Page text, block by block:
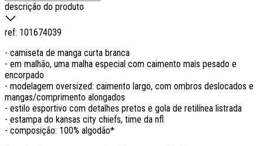
descrição do produto
ref: 101674039
- camiseta de manga curta branca
- em malhão, uma malha especial com caimento mais pesado e
encorpado
- modelagem oversized: caimento largo, com ombros deslocados e
mangas/comprimento alongados
- estilo esportivo com detalhes pretos e gola de retilínea listrada
- estampa do kansas city chiefs, time da nfl
- composição: 100% algodão*